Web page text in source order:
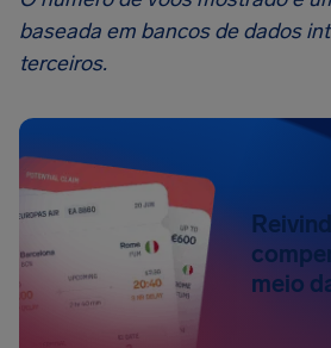
baseada em bancos de dados
terceiros.
meio